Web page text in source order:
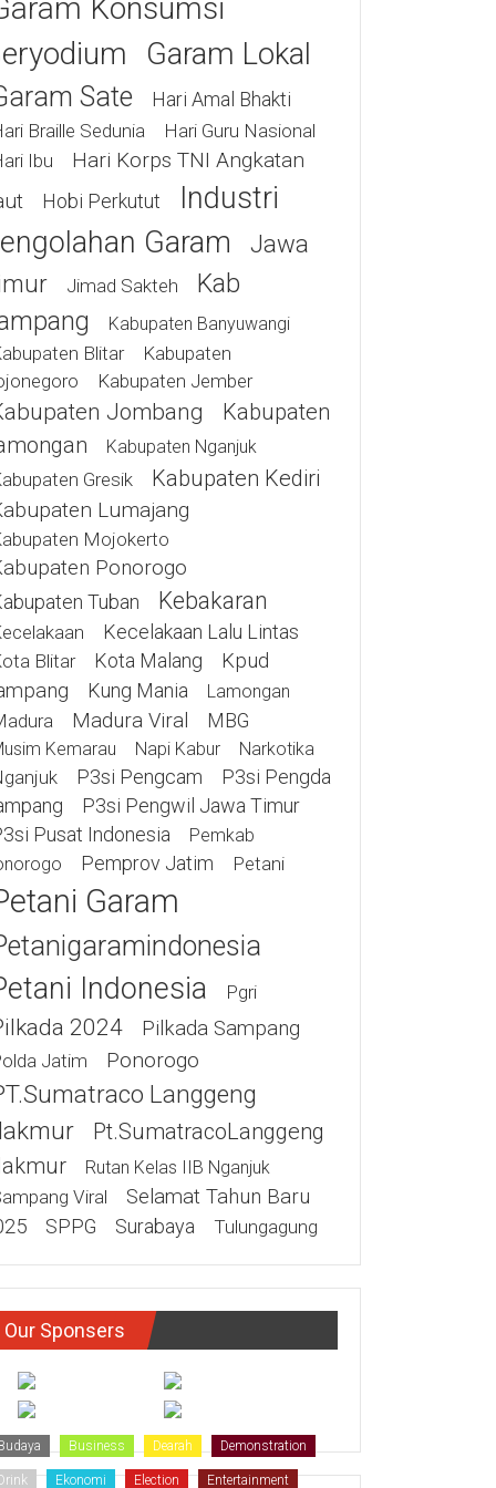
Konsumsi
Garam Lokal
Sate Hari Amal Bhakti
Braille Sedunia
Hari Guru Nasional
Ibu
Hari Korps TNI Angkatan
Hobi Perkutut
Industri
Garam
Jawa
Jimad Sakteh
Kab
Kabupaten Banyuwangi
Blitar
Kabupaten
Kabupaten Jember
Jombang
Kabupaten
Kabupaten Nganjuk
Gresik Kabupaten Kediri
Lumajang
Mojokerto
Ponorogo
Tuban Kebakaran
Kecelakaan Lalu Lintas
Blitar Kota Malang
Kpud
Kung Mania Lamongan
Madura Viral MBG
Kemarau Napi Kabur Narkotika
P3si Pengcam
P3si Pengda
P3si Pengwil Jawa Timur
Pusat Indonesia
Pemkab
Pemprov Jatim Petani
Garam
Indonesia Pgri
2024 Pilkada Sampang
Jatim Ponorogo
Langgeng
Pt.SumatracoLanggeng
Rutan Kelas IIB Nganjuk
Viral
Selamat Tahun Baru
SPPG Surabaya Tulungagung
Our Sponsers
Business Dearah Demonstration
Drink Ekonomi Election Entertainment